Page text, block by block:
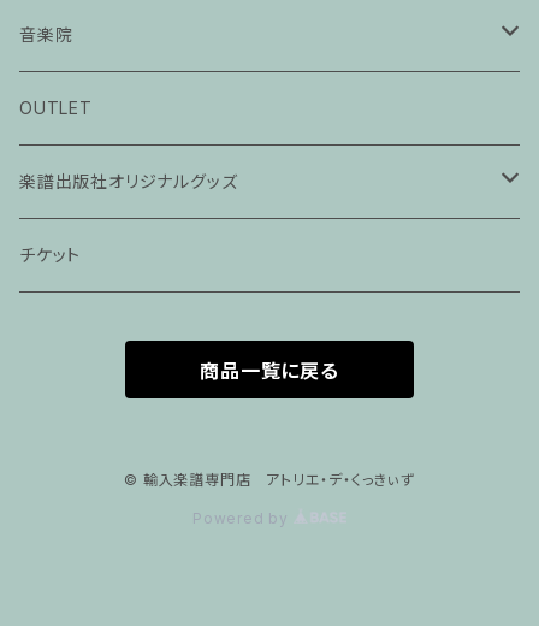
音楽院
ピアノ科３０分レッスン
ピアノ科４５分レッスン
家族割プラン
家族割適用プラン2
声楽ピアノ４５分レッスン
ヴァイオリンピアノ６０分レッスン
OUTLET
楽譜出版社オリジナルグッズ
アパレル
チケット
商品一覧に戻る
© 輸入楽譜専門店 アトリエ・デ・くっきぃず
Powered by